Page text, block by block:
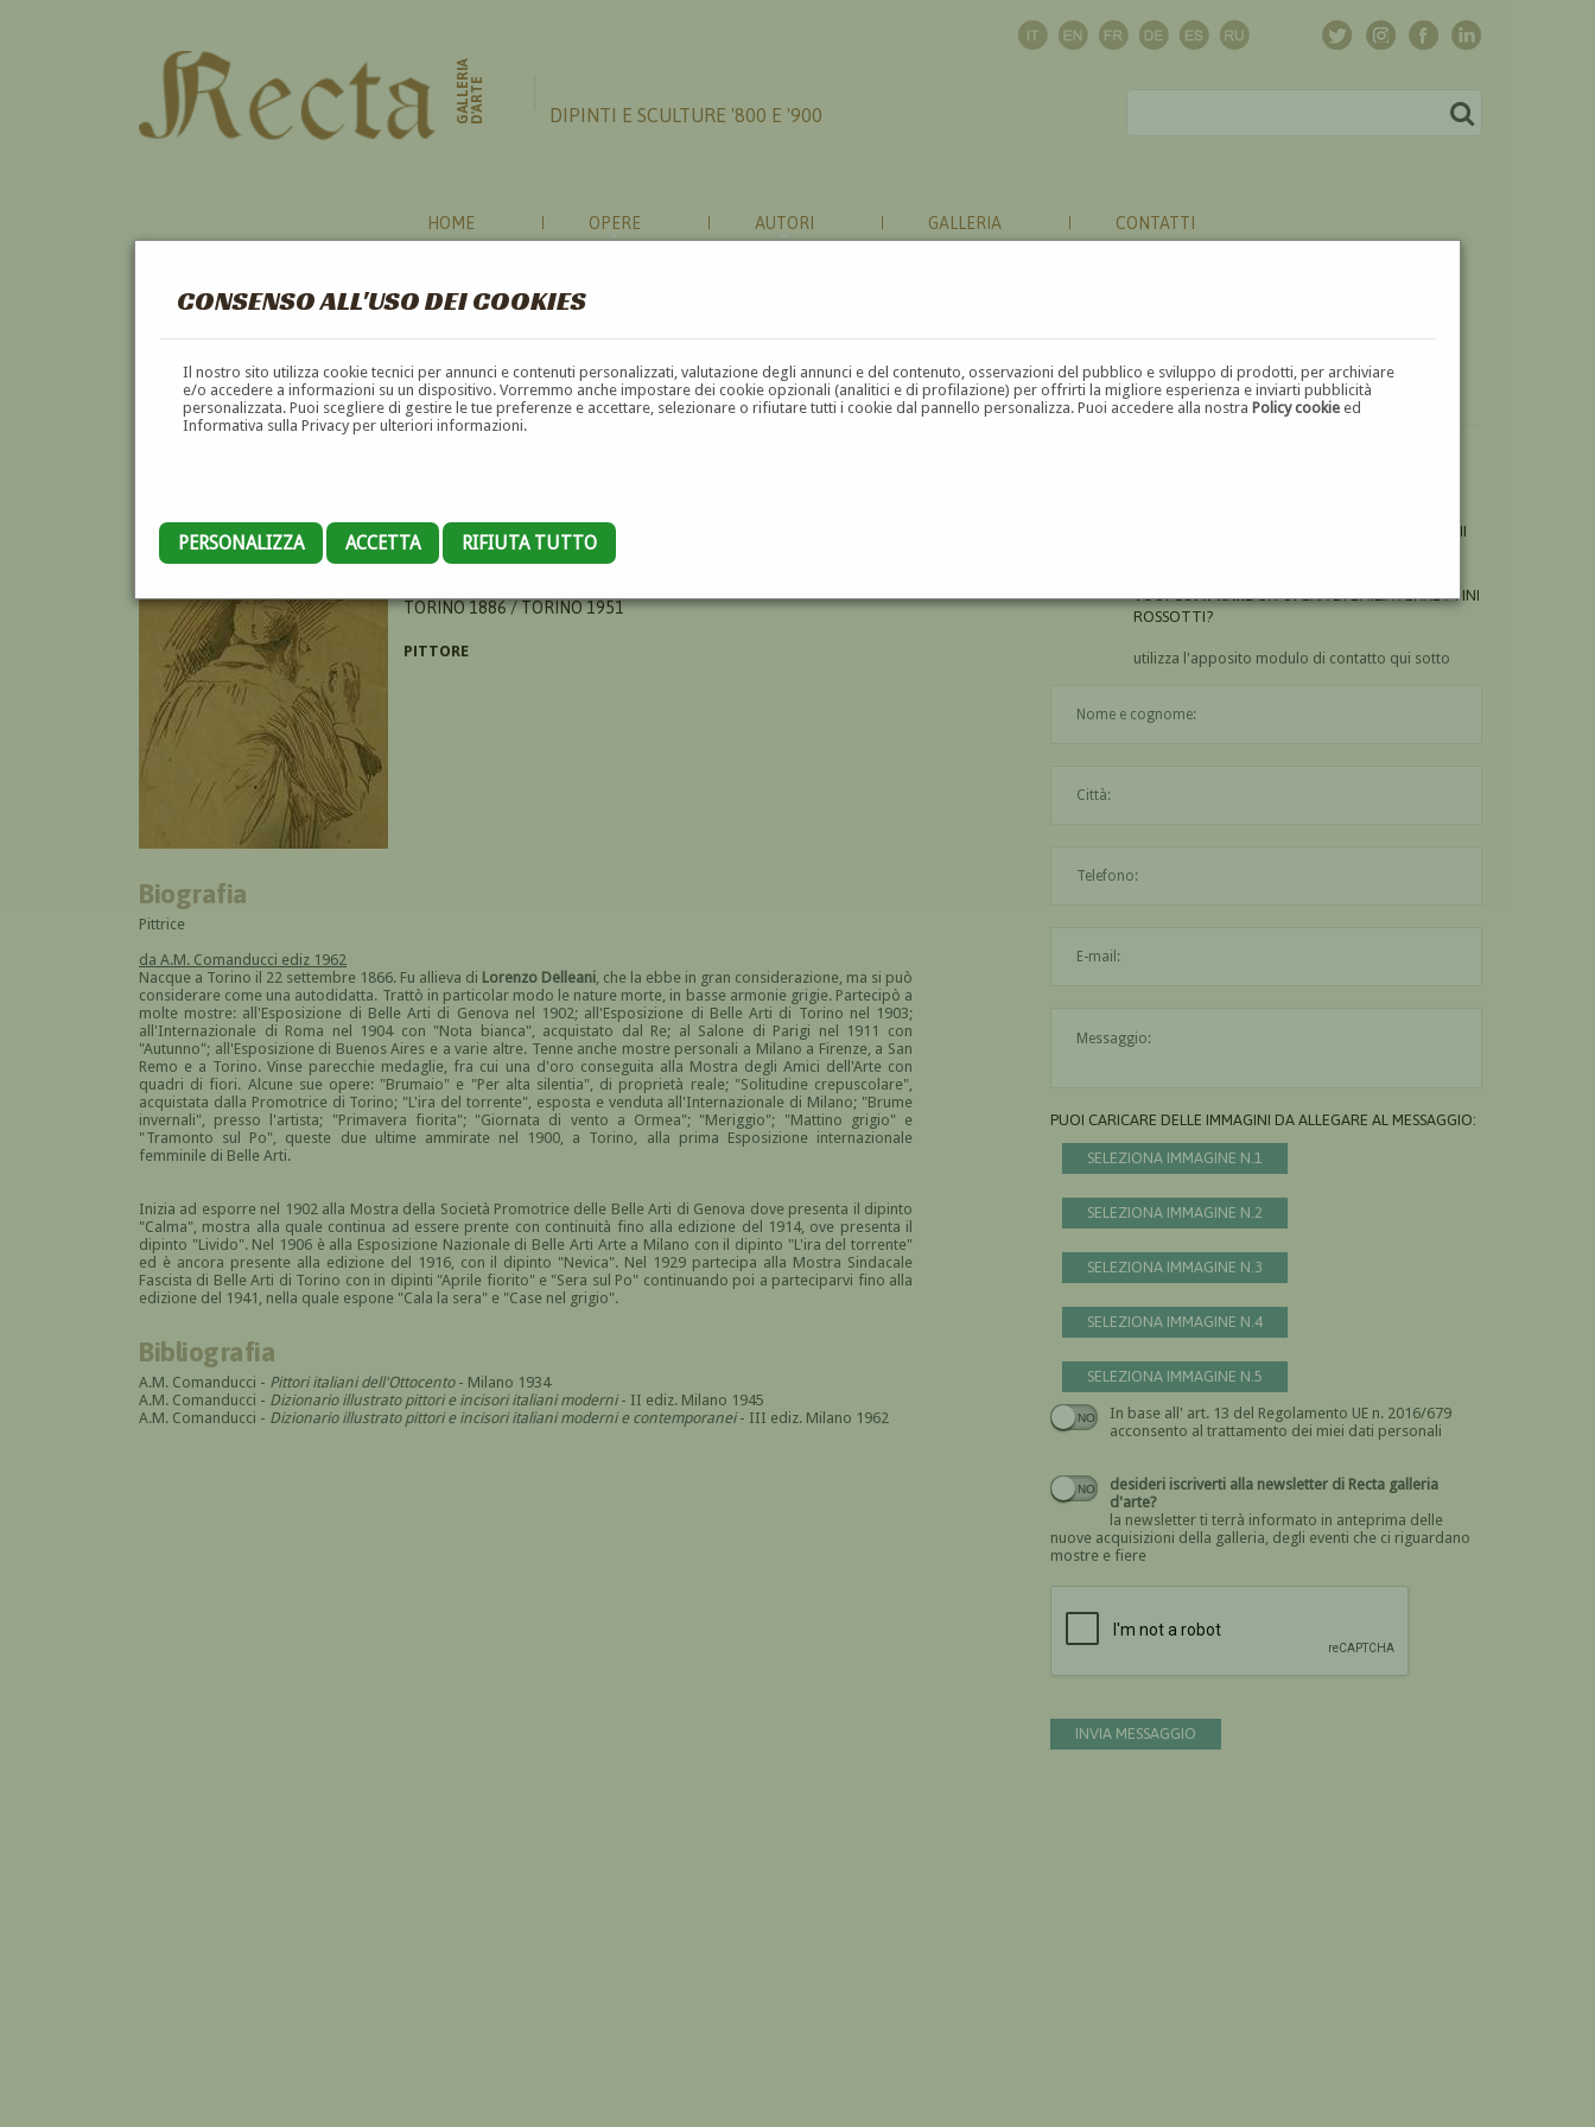
CONSENSO ALL'USO DEI COOKIES
Il nostro sito utilizza cookie tecnici per annunci e contenuti personalizzati, valutazione degli annunci e del contenuto, osservazioni del pubblico e sviluppo di prodotti, per archiviare
e/o accedere a informazioni su un dispositivo. Vorremmo anche impostare dei cookie opzionali (analitici e di profilazione) per offrirti la migliore esperienza e inviarti pubblicità
personalizzata. Puoi scegliere di gestire le tue preferenze e accettare, selezionare o rifiutare tutti i cookie dal pannello personalizza. Puoi accedere alla nostraPolicy cookie ed
Informativa sulla Privacy per ulteriori informazioni.
PERSONALIZZA ACCETTA RIFIUTA TUTTO
GALLERIAD'ARTE DIPINTI E SCULTURE '800 E '900
HOME OPERE AUTORI GALLERIA CONTATTI
EMILIA FERRETTINI ROSSOTTI
TORINO 1886 / TORINO 1951
PITTORE
Biografia
Pittrice
da A.M. Comanducci ediz 1962
Nacque a Torino il 22 settembre 1866. Fu allieva di Lorenzo Delleani , che la ebbe in gran considerazione, ma si può
considerare come una autodidatta. Trattò in particolar modo le nature morte, in basse armonie grigie. Partecipò a
molte mostre: all'Esposizione di Belle Arti di Genova nel 1902; all'Esposizione di Belle Arti di Torino nel 1903;
all'Internazionale di Roma nel 1904 con "Nota bianca", acquistato dal Re; al Salone di Parigi nel 1911 con
"Autunno"; all'Esposizione di Buenos Aires e a varie altre. Tenne anche mostre personali a Milano a Firenze, a San
Remo e a Torino. Vinse parecchie medaglie, fra cui una d'oro conseguita alla Mostra degli Amici dell'Arte con
quadri di fiori. Alcune sue opere: "Brumaio" e "Per alta silentia", di proprietà reale; "Solitudine crepuscolare",
acquistata dalla Promotrice di Torino; "L'ira del torrente", esposta e venduta all'Internazionale di Milano; "Brume
invernali", presso l'artista; "Primavera fiorita"; "Giornata di vento a Ormea"; "Meriggio"; "Mattino grigio" e
"Tramonto sul Po", queste due ultime ammirate nel 1900, a Torino, alla prima Esposizione internazionale
femminile di Belle Arti.
Inizia ad esporre nel 1902 alla Mostra della Società Promotrice delle Belle Arti di Genova dove presenta il dipinto
"Calma", mostra alla quale continua ad essere prente con continuità fino alla edizione del 1914, ove presenta il
dipinto "Livido". Nel 1906 è alla Esposizione Nazionale di Belle Arti Arte a Milano con il dipinto "L'ira del torrente"
ed è ancora presente alla edizione del 1916, con il dipinto "Nevica". Nel 1929 partecipa alla Mostra Sindacale
Fascista di Belle Arti di Torino con in dipinti "Aprile fiorito" e "Sera sul Po" continuando poi a parteciparvi fino alla
edizione del 1941, nella quale espone "Cala la sera" e "Case nel grigio".
Bibliografia
A.M. Comanducci - Pittori italiani dell'Ottocento- Milano 1934
A.M. Comanducci - Dizionario illustrato pittori e incisori italiani moderni- II ediz. Milano 1945
A.M. Comanducci - Dizionario illustrato pittori e incisori italiani moderni e contemporanei- III ediz. Milano 1962
UN'OPERA DI EMILIA FERRETTINI
VUOICOMPRAREUN'OPERA DI EMILIA FERRETTINI
ROSSOTTI?
utilizza l'apposito modulo di contatto qui sotto
PUOI CARICARE DELLE IMMAGINI DA ALLEGARE AL MESSAGGIO:
SELEZIONA IMMAGINE N.1
SELEZIONA IMMAGINE N.2
SELEZIONA IMMAGINE N.3
SELEZIONA IMMAGINE N.4
SELEZIONA IMMAGINE N.5
In base all' art. 13 del Regolamento UE n. 2016/679
acconsento al trattamento dei miei dati personali
Devi dare il consenso
desideri iscriverti alla newsletter di Recta galleria
d'arte?
la newsletter ti terrà informato in anteprima delle
nuove acquisizioni della galleria, degli eventi che ci riguardano
mostre e fiere
INVIA MESSAGGIO